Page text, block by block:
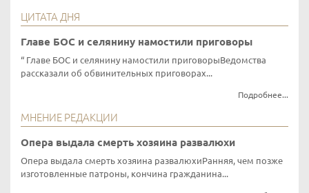
ЦИТАТА ДНЯ
Главе БОС и селянину намостили приговоры
Главе БОС и селянину намостили приговорыВедомства
рассказали об обвинительных приговорах...
Подробнее...
МНЕНИЕ РЕДАКЦИИ
Опера выдала смерть хозяина развалюхи
Опера выдала смерть хозяина развалюхиРанняя, чем позже
изготовленные патроны, кончина гражданина...